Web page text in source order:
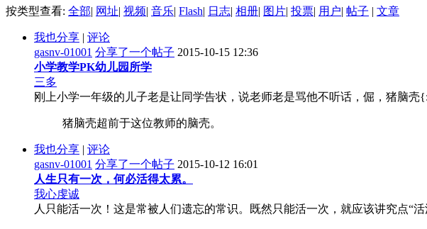
按类型查看: 全部| 网址| 视频| 音乐| Flash| 日志| 相册| 图片| 投票| 用户| 帖子 | 文章
我也分享 | 评论
gasnv-01001 分享了一个帖子 2015-10-15 12:36
小学教学PK幼儿园所学
三多
刚上小学一年级的儿子老是让同学告状，说老师老是骂他不听话，倔，猪脑
猪脑壳超前于这位教师的脑壳。
我也分享 | 评论
gasnv-01001 分享了一个帖子 2015-10-12 16:01
人生只有一次，何必活得太累。
我心虔诚
人只能活一次！这是常被人们遗忘的常识。既然只能活一次，就应该讲究